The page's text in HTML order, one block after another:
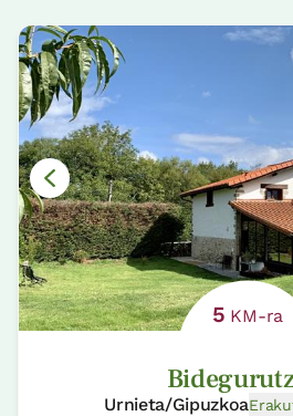
5 KM-ra
Urnieta/Gipuzkoa